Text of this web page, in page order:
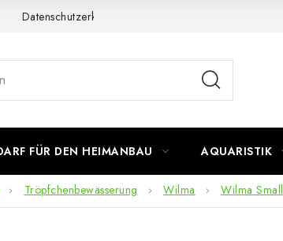
Datenschutzerklärung
FÜR DEN HEIMANBAU AQUARISTIK
Tröpfchenbewässerung Wilma Wilma Small